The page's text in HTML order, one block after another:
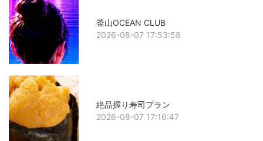
釜山OCEAN CLUB
2026-08-07 17:53:58
絶品握り寿司プラン
2026-08-07 17:16:47